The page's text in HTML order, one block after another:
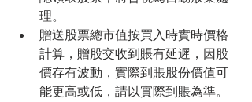
理。
贈送股票總市值按買入時實時價格
計算，贈股交收到賬有延遲，因股
價存有波動，實際到賬股份價值可
能更高或低，請以實際到賬為準。